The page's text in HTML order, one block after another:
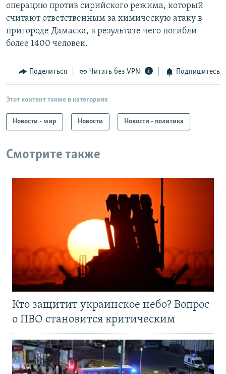
операцию против сирийского режима, который
считают ответственным за химическую атаку в
пригороде Дамаска, в результате чего погибли
более 1400 человек.
Поделиться Читать без VPN Подпишитесь
Этот контент также в категориях
Новости - мир Новости Новости - политика
Смотрите также
Кто защитит украинское небо? Вопрос
о ПВО становится критическим